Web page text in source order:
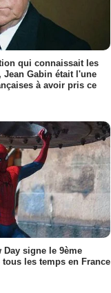
qui connaissait les
Gabin était l'une
à avoir pris ce
Day signe le 9ème
les temps en France